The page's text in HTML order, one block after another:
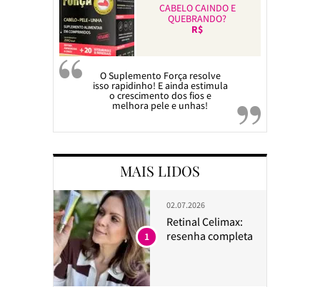
CABELO CAINDO E
QUEBRANDO?
R$
O Suplemento Força resolve
isso rapidinho! E ainda estimula
o crescimento dos fios e
melhora pele e unhas!
MAIS LIDOS
02.07.2026
Retinal Celimax:
resenha completa
1